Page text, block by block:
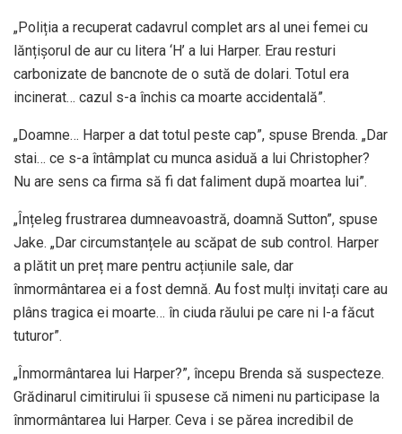
„Poliția a recuperat cadavrul complet ars al unei femei cu
lănțișorul de aur cu litera ‘H’ a lui Harper. Erau resturi
carbonizate de bancnote de o sută de dolari. Totul era
incinerat… cazul s-a închis ca moarte accidentală”.
„Doamne… Harper a dat totul peste cap”, spuse Brenda. „Dar
stai… ce s-a întâmplat cu munca asiduă a lui Christopher?
Nu are sens ca firma să fi dat faliment după moartea lui”.
„Înțeleg frustrarea dumneavoastră, doamnă Sutton”, spuse
Jake. „Dar circumstanțele au scăpat de sub control. Harper
a plătit un preț mare pentru acțiunile sale, dar
înmormântarea ei a fost demnă. Au fost mulți invitați care au
plâns tragica ei moarte… în ciuda răului pe care ni l-a făcut
tuturor”.
„Înmormântarea lui Harper?”, începu Brenda să suspecteze.
Grădinarul cimitirului îi spusese că nimeni nu participase la
înmormântarea lui Harper. Ceva i se părea incredibil de